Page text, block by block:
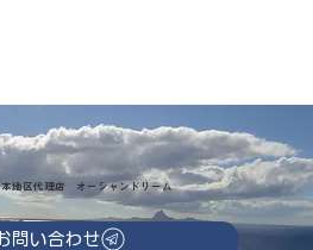
地区代理店 オーシャンドリーム
問い合わせ